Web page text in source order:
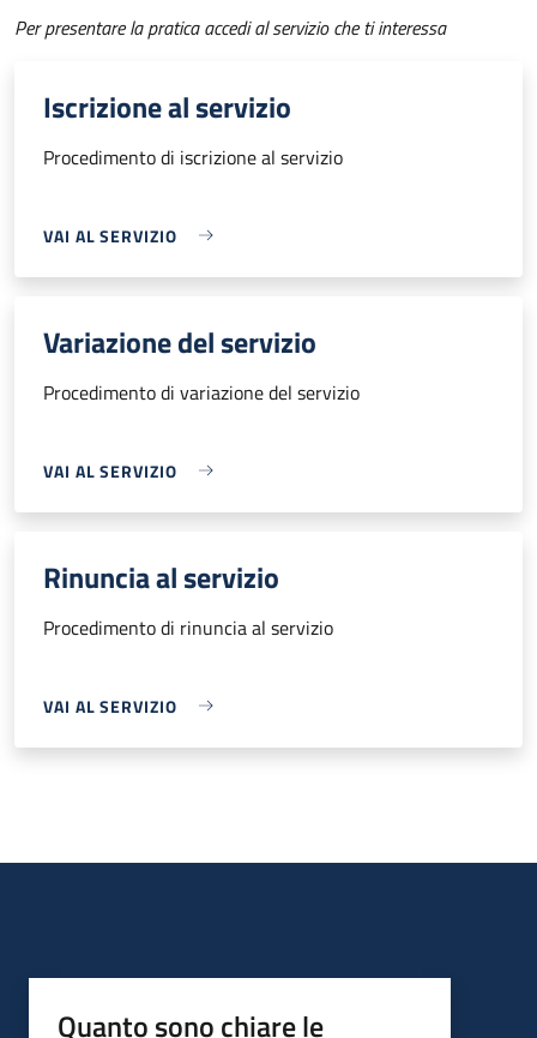
Per presentare la pratica accedi al servizio che ti interessa
Iscrizione al servizio
Procedimento di iscrizione al servizio
VAI AL SERVIZIO
Variazione del servizio
Procedimento di variazione del servizio
VAI AL SERVIZIO
Rinuncia al servizio
Procedimento di rinuncia al servizio
VAI AL SERVIZIO
Quanto sono chiare le